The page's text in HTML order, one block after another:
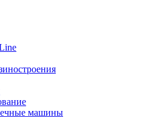
машины